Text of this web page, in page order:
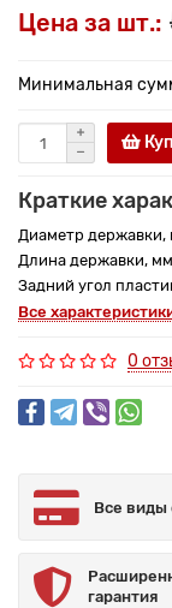
Цена за шт.:
Минимальная
Краткие
Диаметр державки,
Длина державки, мм
Задний угол
Все
0
Все виды
гарантия